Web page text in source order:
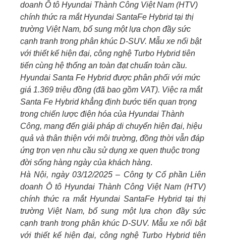
doanh Ô tô Hyundai Thành Công Việt Nam (HTV)
chính thức ra mắt Hyundai SantaFe Hybrid tại thị
trường Việt Nam, bổ sung một lựa chọn đầy sức
cạnh tranh trong phân khúc D-SUV. Mẫu xe nổi bật
với thiết kế hiện đại, công nghệ Turbo Hybrid tiên
tiến cùng hệ thống an toàn đạt chuẩn toàn cầu.
Hyundai Santa Fe Hybrid được phân phối với mức
giá 1.369 triệu đồng (đã bao gồm VAT). Việc ra mắt
Santa Fe Hybrid khẳng định bước tiến quan trọng
trong chiến lược điện hóa của Hyundai Thành
Công, mang đến giải pháp di chuyển hiện đại, hiệu
quả và thân thiện với môi trường, đồng thời vẫn đáp
ứng trọn vẹn nhu cầu sử dụng xe quen thuộc trong
đời sống hàng ngày của khách hàng.
Hà Nội, ngày 03/12/2025 – Công ty Cổ phần Liên
doanh Ô tô Hyundai Thành Công Việt Nam (HTV)
chính thức ra mắt Hyundai SantaFe Hybrid tại thị
trường Việt Nam, bổ sung một lựa chọn đầy sức
cạnh tranh trong phân khúc D-SUV. Mẫu xe nổi bật
với thiết kế hiện đại, công nghệ Turbo Hybrid tiên